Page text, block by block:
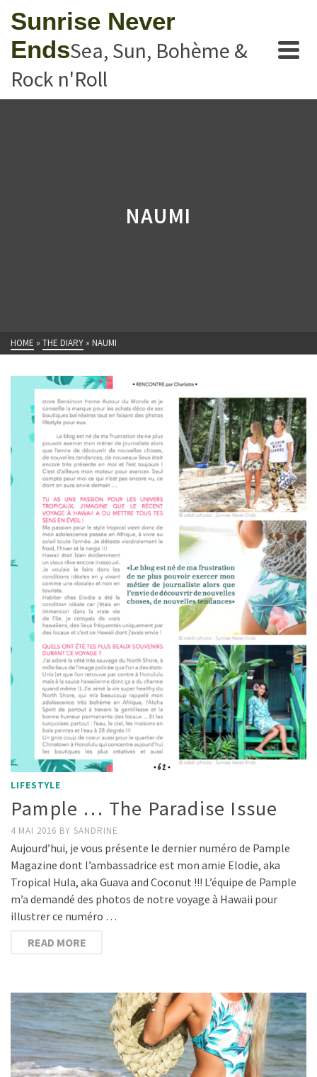
Sunrise Never
EndsSea, Sun, Bohème &
Rock n'Roll
NAUMI
HOME » THE DIARY » NAUMI
LIFESTYLE
Pample … The Paradise Issue
4 MAI 2016 BY SANDRINE
Aujourd’hui, je vous présente le dernier numéro de Pample
Magazine dont l’ambassadrice est mon amie Elodie, aka
Tropical Hula, aka Guava and Coconut !!! L’équipe de Pample
m’a demandé des photos de notre voyage à Hawaii pour
illustrer ce numéro …
READ MORE